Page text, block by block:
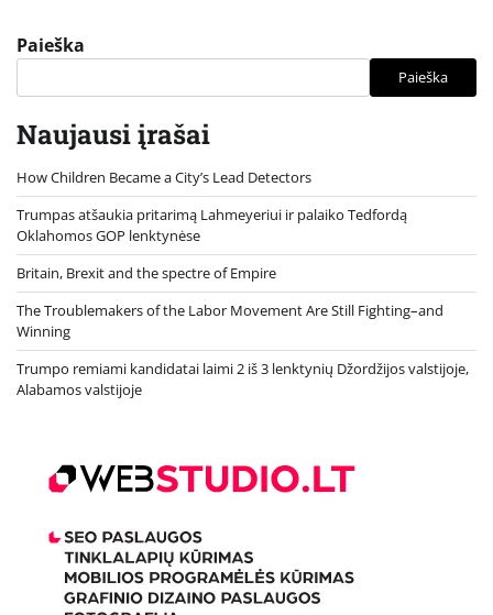
Paieška
Paieška
Naujausi įrašai
How Children Became a City’s Lead Detectors
Trumpas atšaukia pritarimą Lahmeyeriui ir palaiko Tedfordą
Oklahomos GOP lenktynėse
Britain, Brexit and the spectre of Empire
The Troublemakers of the Labor Movement Are Still Fighting–and
Winning
Trumpo remiami kandidatai laimi 2 iš 3 lenktynių Džordžijos valstijoje,
Alabamos valstijoje